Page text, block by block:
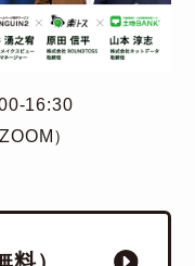
16:30
）